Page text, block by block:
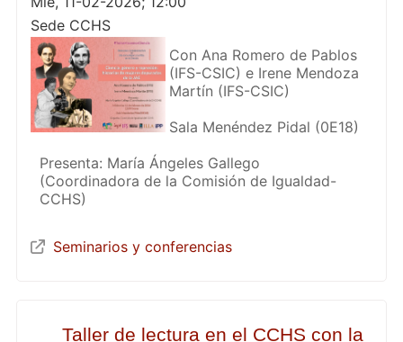
Sede CCHS
Con Ana Romero de Pablos
(IFS-CSIC) e Irene Mendoza
Martín (IFS-CSIC)
Sala Menéndez Pidal (0E18)
Presenta: María Ángeles Gallego
(Coordinadora de la Comisión de Igualdad-
CCHS)
Seminarios y conferencias
Taller de lectura en el CCHS con la